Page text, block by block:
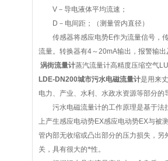
V－导电液体平均流速；
D－电间距；（测量管内直径）
传感器将感应电势E作为流量信号，传
流量。转换器有4～20mA输出，报警输
涡街流量计蒸汽流量计高精度压缩空气
LDE-DN200城市污水电磁流量计是用来
电力、产业、水利、水政水资源等部分
污水电磁流量计的工作原理是基于法
上产生感应电动势EX感应电动势EX与被
管内部无收缩或凸出部分的压力损失，另
关，具有很大的*性。